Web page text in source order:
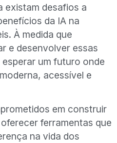
existam desafios a
da IA na
À medida que
e desenvolver essas
um futuro onde
acessível e
em construir
ferramentas que
na vida dos